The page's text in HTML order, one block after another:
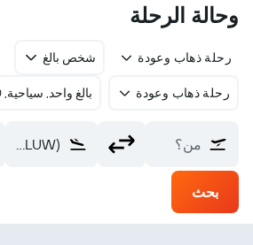
وحالة الرحلة
رحلة ذهاب وعودة شخص بالغ
رحلة ذهاب وعودة بالغ واحد, سياحية, 0 حقيبة
من؟ Luwuk (LUW)
بحث